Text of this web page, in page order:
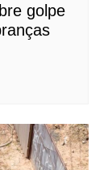
golpe